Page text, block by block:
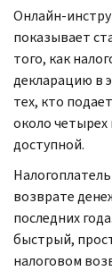
Онлайн-
показывает
того, как
декларацию в
тех, кто
около
доступной.
возврате
последних
быстрый,
налоговом